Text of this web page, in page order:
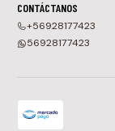
CONTÁCTANOS
+56928177423
56928177423